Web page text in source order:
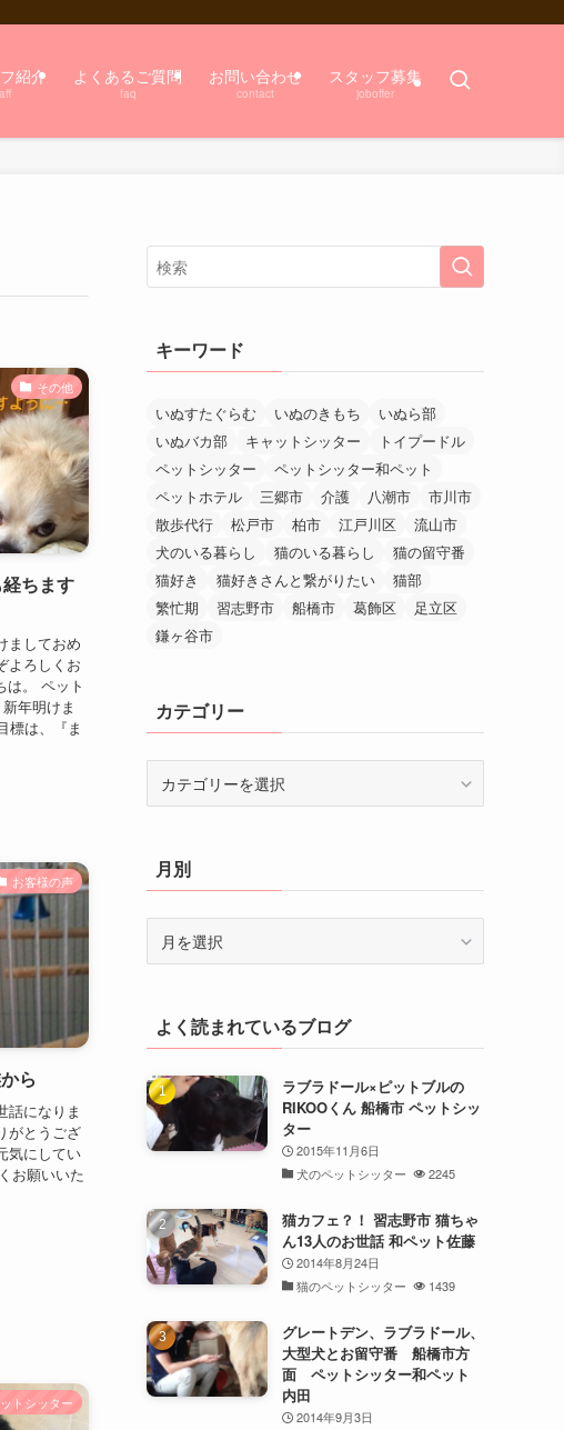
紹介 よくあるご質問
faq
お問い合わせ
contact
スタッフ募集
joboffer
その他
ちます
ましておめ
よろしくお
。 ペット
年明けま
標は、『ま
お客様の声
ら
話になりま
がとうござ
気にしてい
お願いいた
トシッター
キーワード
いぬすたぐらむ いぬのきもち
いぬら部
いぬバカ部
キャットシッター
トイプードル
ペットシッター
ペットシッター和ペット
ペットホテル
三郷市 介護 八潮市
市川市
散歩代行
松戸市 柏市 江戸川区
流山市
犬のいる暮らし
猫のいる暮らし
猫の留守番
猫好き
猫好きさんと繋がりたい
猫部
繁忙期
習志野市 船橋市 葛飾区
足立区
鎌ヶ谷市
カテゴリー
ー月別
よく読まれているブログ
ラブラドール×ピットブルの
RIKOOくん 船橋市 ペットシッ
ター
2015年11月6日
犬のペットシッター
2245
猫カフェ？！ 習志野市 猫ちゃ
ん13人のお世話 和ペット佐藤
2014年8月24日
猫のペットシッター
1439
グレートデン、ラブラドール、
大型犬とお留守番 船橋市方
面 ペットシッター和ペット
内田
2014年9月3日